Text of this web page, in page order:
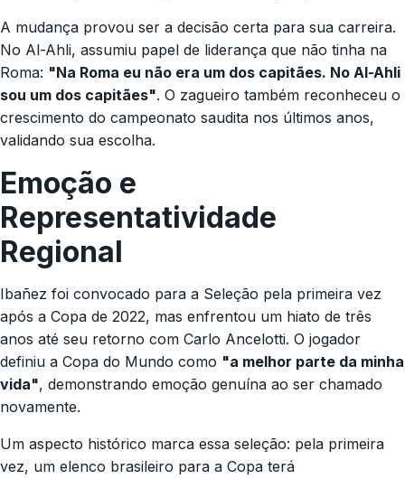
A mudança provou ser a decisão certa para sua carreira.
No Al-Ahli, assumiu papel de liderança que não tinha na
Roma: "Na Roma eu não era um dos capitães. No Al-Ahli
sou um dos capitães". O zagueiro também reconheceu o
crescimento do campeonato saudita nos últimos anos,
validando sua escolha.
Emoção e
Representatividade
Regional
Ibañez foi convocado para a Seleção pela primeira vez
após a Copa de 2022, mas enfrentou um hiato de três
anos até seu retorno com Carlo Ancelotti. O jogador
definiu a Copa do Mundo como "a melhor parte da minha
vida", demonstrando emoção genuína ao ser chamado
novamente.
Um aspecto histórico marca essa seleção: pela primeira
vez, um elenco brasileiro para a Copa terá